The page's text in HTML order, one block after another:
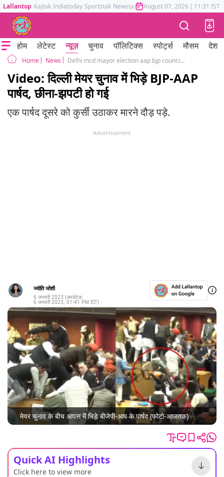
Lallantop Aajtak Indiatoday Sportstak Newstak Mumbai Tak Astrotak
August 07, 2026 | 11:31 IST
होम लेटेस्ट न्यूज़ चुनाव पॉलिटिक्स स्पोर्ट्स मौसम देश
Home News Delhi mcd mayor election aap bjp councillors clash
Video: दिल्ली मेयर चुनाव में भिड़े BJP-AAP
पार्षद, छीना-झपटी हो गई
एक पार्षद दूसरे को कुर्सी उठाकर मारने दौड़ पड़े.
Advertisement
ज्योति जोशी
6 जनवरी 2023 (अपडेटेड:
6 जनवरी 2023, 01:41 PM IST)
मेयर चुनाव के बीच आपस में भिड़े बीजेपी-आप के पार्षद (फोटो-आजतक)
Quick AI Highlights
Click here to view more